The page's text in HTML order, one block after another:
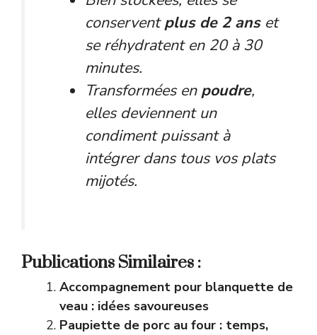
conserventplus de 2 anset
se réhydratent en 20 à 30
minutes.
Transformées en poudre,
elles deviennent un
condiment puissant à
intégrer dans tous vos plats
mijotés.
Publications Similaires :
Accompagnement pour blanquette de
veau : idées savoureuses
Paupiette de porc au four : temps,